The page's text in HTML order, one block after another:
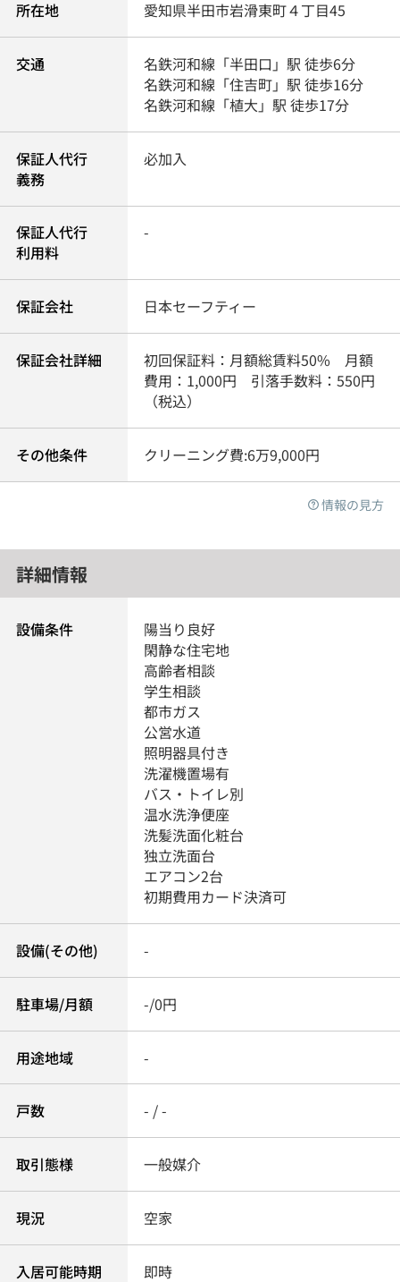
所在地 愛知県半田市岩滑東町４丁目45
交通 名鉄河和線 「半田口 」駅 徒歩6分
名鉄河和線 「住吉町」駅 徒歩16分
名鉄河和線 「植大 」駅 徒歩17分
保証人代行
義務
必加入
保証人代行
利用料
-
保証会社 日本セーフティー
保証会社詳細
初回保証料：月額総賃料50% 月額
費用：1,000円 引落手数料：550円
（税込）
その他条件 クリーニング費:6万9,000円
情報の見方
詳細情報
設備条件
陽当り良好
閑静な住宅地
高齢者相談
学生相談
都市ガス
公営水道
照明器具付き
洗濯機置場有
バス・トイレ別
温水洗浄便座
洗髪洗面化粧台
独立洗面台
エアコン2台
初期費用カード決済可
設備(その他) -
駐車場/月額 -/0円
用途地域 -
戸数 - / -
取引態様 一般媒介
現況 空家
入居可能時期 即時